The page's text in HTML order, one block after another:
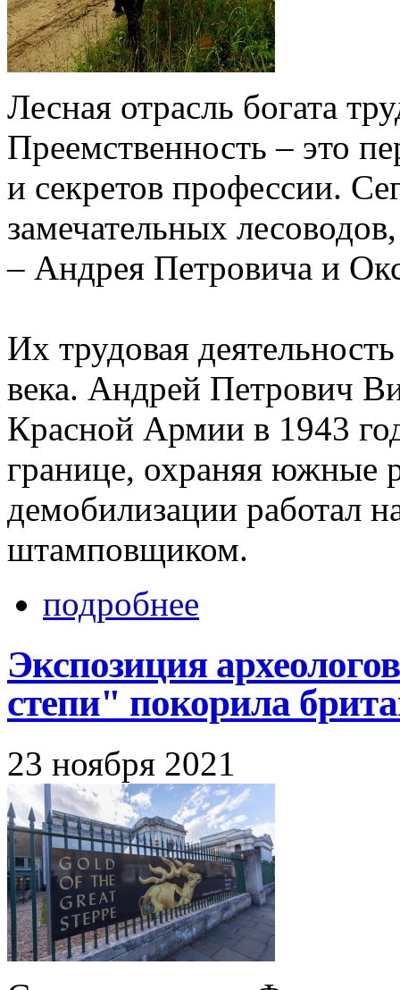
Лесная отрасль богата
Преемственность – это
и секретов профессии.
замечательных
– Андрея Петровича и
Их трудовая
века. Андрей Петрович
Красной Армии в 1943
границе, охраняя южные
демобилизации работал
штамповщиком.
подробнее
Экспозиция
степи" покорила
23 ноября 2021